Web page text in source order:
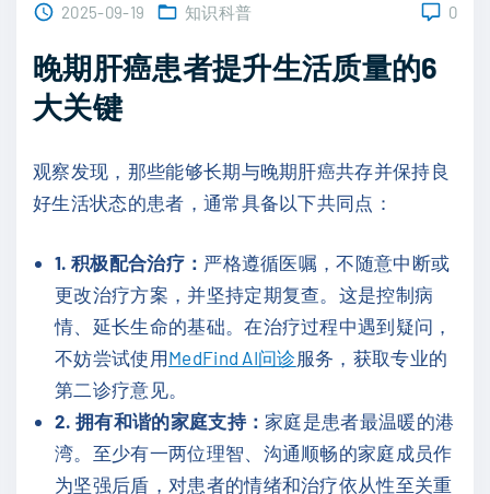
2025-09-19 知识科普 0
晚期肝癌患者提升生活质量的6
大关键
观察发现，那些能够长期与晚期肝癌共存并保持良
好生活状态的患者，通常具备以下共同点：
1. 积极配合治疗： 严格遵循医嘱，不随意中断或
更改治疗方案，并坚持定期复查。这是控制病
情、延长生命的基础。在治疗过程中遇到疑问，
不妨尝试使用MedFind AI问诊服务，获取专业的
第二诊疗意见。
2. 拥有和谐的家庭支持： 家庭是患者最温暖的港
湾。至少有一两位理智、沟通顺畅的家庭成员作
为坚强后盾，对患者的情绪和治疗依从性至关重